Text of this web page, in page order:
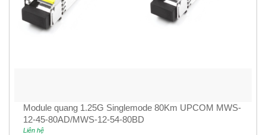
Module quang 1.25G Singlemode 80Km UPCOM MWS-
12-45-80AD/MWS-12-54-80BD
Liên hệ